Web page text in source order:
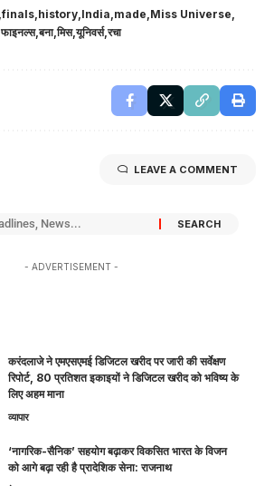
finals history India made Miss Universe
फाइनल्स बना मिस यूनिवर्स रचा
LEAVE A COMMENT
- ADVERTISEMENT -
करंदलाजे ने एमएसएमई डिजिटल खरीद पर जारी की सर्वेक्षण
रिपोर्ट, 80 प्रतिशत इकाइयों ने डिजिटल खरीद को भविष्य के
लिए अहम माना
व्यापार
‘नागरिक-सैनिक’ सहयोग बढ़ाकर विकसित भारत के विजन
को आगे बढ़ा रही है प्रादेशिक सेना: राजनाथ